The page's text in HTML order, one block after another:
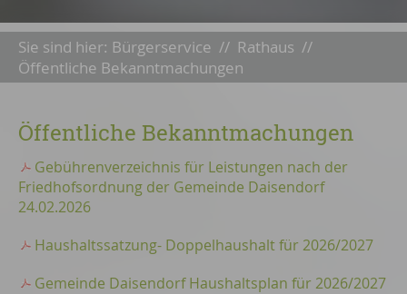
Sie sind hier: Bürgerservice // Rathaus //
Öffentliche Bekanntmachungen
Öffentliche Bekanntmachungen
Gebührenverzeichnis für Leistungen nach der
Friedhofsordnung der Gemeinde Daisendorf
24.02.2026
Haushaltssatzung- Doppelhaushalt für 2026/2027
Gemeinde Daisendorf Haushaltsplan für 2026/2027